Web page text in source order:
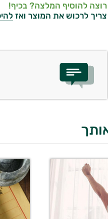
רוצה להוסיף המלצה? בכיף!
צריך לרכוש את המוצר ואז